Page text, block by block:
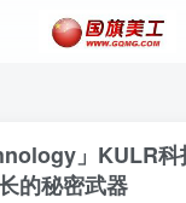
」KULR
的秘密武器